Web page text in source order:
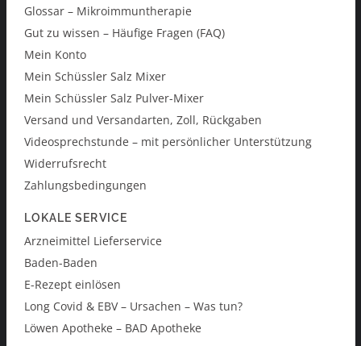
Glossar – Mikroimmuntherapie
Gut zu wissen – Häufige Fragen (FAQ)
Mein Konto
Mein Schüssler Salz Mixer
Mein Schüssler Salz Pulver-Mixer
Versand und Versandarten, Zoll, Rückgaben
Videosprechstunde – mit persönlicher Unterstützung
Widerrufsrecht
Zahlungsbedingungen
LOKALE SERVICE
Arzneimittel Lieferservice
Baden-Baden
E-Rezept einlösen
Long Covid & EBV – Ursachen – Was tun?
Löwen Apotheke – BAD Apotheke